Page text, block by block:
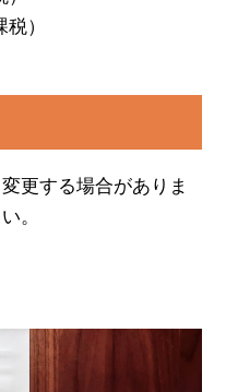
）
更する場合がありま
。